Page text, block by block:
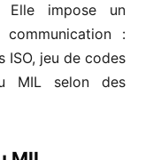
Elle impose un
communication :
ISO, jeu de codes
MIL selon des